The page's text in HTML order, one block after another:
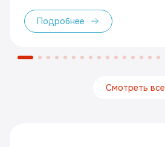
Подробнее
Смотреть все